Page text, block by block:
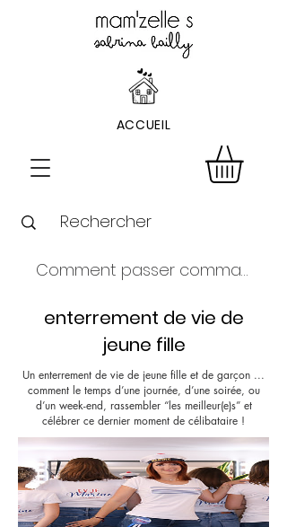
ACCUEIL
Comment passer commande ?
enterrement de vie de
jeune fille
Un enterrement de vie de jeune fille et de garçon ...
comment le temps d’une journée, d’une soirée, ou
d’un week-end, rassembler “les meilleur(e)s” et
célébrer ce dernier moment de célibataire !